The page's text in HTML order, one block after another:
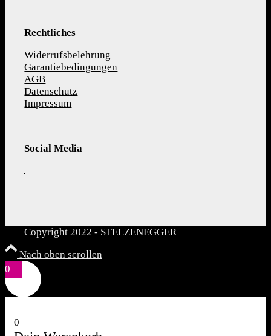
Rechtliches
Widerrufsbelehrung
Garantiebedingungen
AGB
Datenschutz
Impressum
Social Media
Copyright 2022 - STELZENEGGER
Nach oben scrollen
0
0